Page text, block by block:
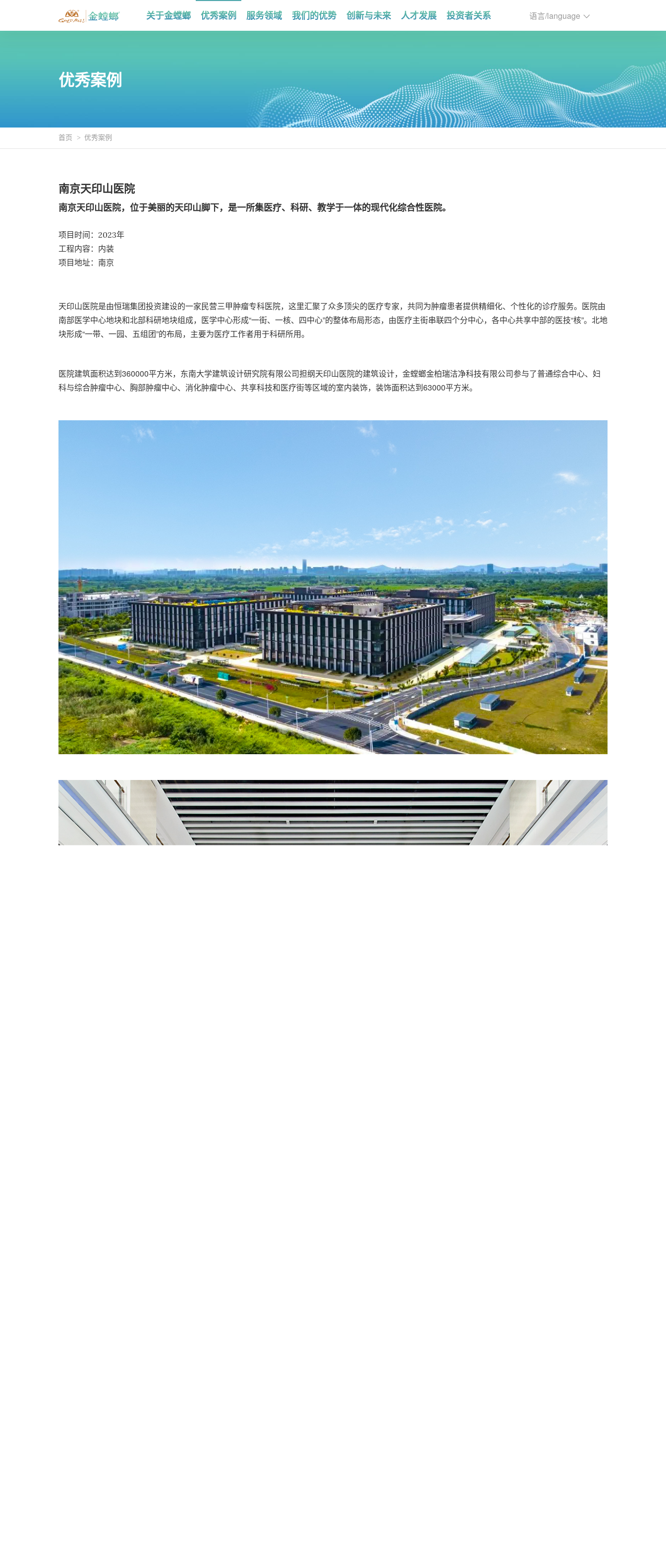
关于金螳螂 优秀案例 服务领域 我们的优势 创新与未来 人才发展 投资者关系 语言/language
优秀案例
首页 优秀案例
南京天印山医院
南京天印山医院，位于美丽的天印山脚下，是一所集医疗、科研、教学于一体的现代化综合性医院。
项目时间：2023年
工程内容：内装
项目地址：南京
天印山医院是由恒瑞集团投资建设的一家民营三甲肿瘤专科医院，这里汇聚了众多顶尖的医疗专家，共同为肿瘤患者提供精细化、个性化的诊疗服务。医院由
南部医学中心地块和北部科研地块组成，医学中心形成“一街、一核、四中心”的整体布局形态，由医疗主街串联四个分中心，各中心共享中部的医技“核”。北地
块形成“一带、一园、五组团”的布局，主要为医疗工作者用于科研所用。
医院建筑面积达到360000平方米，东南大学建筑设计研究院有限公司担纲天印山医院的建筑设计，金螳螂金柏瑞洁净科技有限公司参与了普通综合中心、妇
科与综合肿瘤中心、胸部肿瘤中心、消化肿瘤中心、共享科技和医疗街等区域的室内装饰，装饰面积达到63000平方米。